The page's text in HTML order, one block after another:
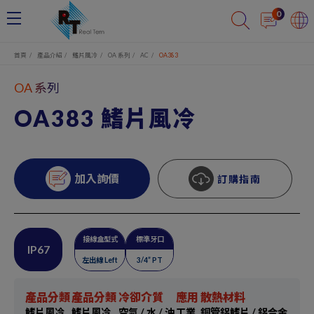
0
首頁 產品介紹 鰭片風冷 OA 系列 AC OA383
OA 系列
OA383 鰭片風冷
加入詢價 訂購指南
IP67
接線盒型式
左出線 Left
標準牙口
3/4” PT
產品分類產品分類 冷卻介質 應用 散熱材料
Cookie管理面板